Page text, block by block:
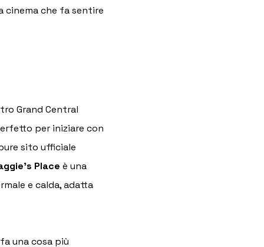
cinema che fa sentire
Grand Central
per iniziare con
sito ufficiale
Place è una
e calda, adatta
una cosa più